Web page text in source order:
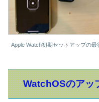
Apple Watch初期セットアップの最
WatchOSのアッ